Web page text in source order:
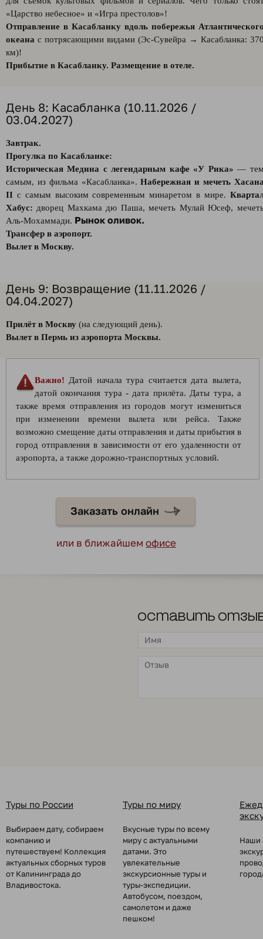
«Царство небесное» и «Игра престолов»!
Отправление в Касабланку вдоль побережья
океана с потрясающими видами (Эс-Сувейра → Касабланка:
км)!
Прибытие в Касабланку. Размещение в отеле.
День 8: Касабланка (10.11.2026 /
03.04.2027)
Завтрак.
Прогулка по Касабланке:
Историческая Медина с легендарным кафе «У Рика» —
самым, из фильма «Касабланка».Набережная и мечеть
II c самым высоким современным минаретом в мире.
Хабус: дворец Махкама дю Паша, мечеть Мулай Юсеф,
Аль-Мохаммади. Рынок оливок.
Трансфер в аэропорт.
Вылет в Москву.
День 9: Возвращение (11.11.2026 /
04.04.2027)
Прилёт в Москву (на следующий день).
Вылет в Пермь из аэропорта Москвы.
Важно! Датой начала тура считается дата вылета,
датой окончания тура - дата прилёта. Даты тура, а
также время отправления из городов могут измениться
при изменении времени вылета или рейса. Также
возможно смещение даты отправления и даты прибытия в
город отправления в зависимости от его удаленности от
аэропорта, а также дорожно-транспортных условий.
Заказать онлайн
или в ближайшем офисе
Оставить
Туры по России
Выбираем дату, собираем
компанию и
путешествуем! Коллекция
актуальных сборных туров
от Калининграда до
Владивостока.
Туры по миру
Вкусные туры по всему
миру с актуальными
датами. Это
увлекательные
экскурсионные туры и
туры-экспедиции.
Автобусом, поездом,
самолетом и даже
пешком!
Наши